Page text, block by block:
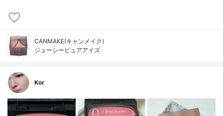
CANMAKE(キャンメイク)
ジューシーピュアアイズ
Kor